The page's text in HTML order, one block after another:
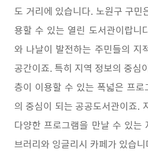
도 거리에 있습니다. 노원구 구민
용할 수 있는 열린 도서관이랍니
와 나날이 발전하는 주민들의 지
공간이죠. 특히 지역 정보의 중심
층이 이용할 수 있는 폭넓은 프
의 중심이 되는 공공도서관이죠.
다양한 프로그램을 만날 수 있는
브러리와 잉글리시 카페가 있습니